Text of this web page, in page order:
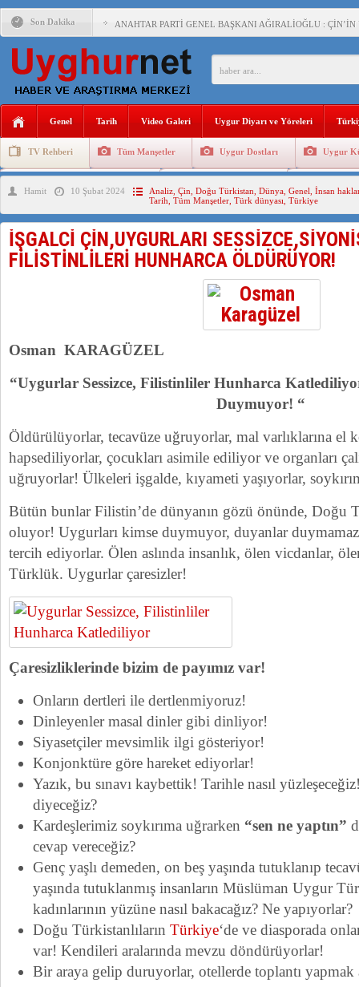
Son Dakika ANAHTAR PARTİ GENEL BAŞKANI AĞIRALİOĞLU :
ÇİN’İN DOĞU TÜRKİSTAN’DAKİ UYGULAMALARI
150 YILDIR KAYNAYAN YARAMIZ : ÇİN İŞGALİNDEKİ
ÇİN’İN UYGUR POLİTİKALARINI ÖVEN DİYANET
ÇİN’İN ANKARA BÜYÜKELÇİSİ JİANG’İN TRABZON
İŞGALCİ ÇİN’DEN “FETİHLER SULTANI
SAADET PARTİSİ İLÇE BAŞKANI : TEMMUZ AYI,DOĞU
Genel Tarih Video Galeri Uygur Diyarı ve Yöreleri
TV Rehberi Tüm Manşetler Uygur Dostları Uygur
Uygurlarda Düğün ve Cenaze Uygur
Hamit 10 Şubat 2024 Analiz Çin Doğu Türkistan Dünya Genel İnsan
Tarih Tüm Manşetler Türk dünyası Türkiye
İŞGALCİ ÇİN,UYGURLARI
FİLİSTİNLİLERİ HUNHARCA ÖLDÜRÜYOR!
Osman KARAGÜZEL
“Uygurlar Sessizce, Filistinliler Hunharca
Duymuyor! “
Öldürülüyorlar, tecavüze uğruyorlar, mal varlıklarına el
hapsediliyorlar, çocukları asimile ediliyor ve organları
uğruyorlar! Ülkeleri işgalde, kıyameti yaşıyorlar,
Bütün bunlar Filistin’de dünyanın gözü önünde, Doğu
oluyor! Uygurları kimse duymuyor, duyanlar
tercih ediyorlar. Ölen aslında insanlık, ölen vicdanlar,
Türklük. Uygurlar çaresizler!
Çaresizliklerinde bizim de payımız var!
Onların dertleri ile dertlenmiyoruz!
Dinleyenler masal dinler gibi dinliyor!
Siyasetçiler mevsimlik ilgi gösteriyor!
Konjonktüre göre hareket ediyorlar!
Yazık, bu sınavı kaybettik! Tarihle nasıl
diyeceğiz?
Kardeşlerimiz soykırıma uğrarken “sen ne yaptın”
cevap vereceğiz?
Genç yaşlı demeden, on beş yaşında tutuklanıp
yaşında tutuklanmış insanların Müslüman Uygur
kadınlarının yüzüne nasıl bakacağız? Ne yapıyorlar?
Doğu Türkistanlıların Türkiye‘de ve diasporada
var! Kendileri aralarında mevzu döndürüyorlar!
Bir araya gelip duruyorlar, otellerde toplantı yapmak